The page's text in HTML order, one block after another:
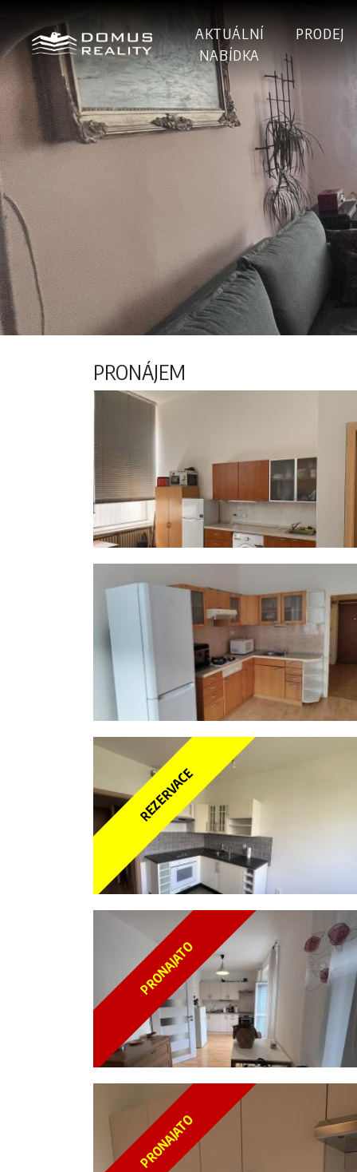
AKTUÁLNÍ
NABÍDKA
PRODEJ
PRONÁJEM
REZERVACE
PRONAJATO
PRONAJATO